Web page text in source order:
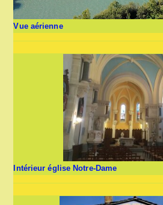
Vue aérienne
Intérieur église Notre-Dame